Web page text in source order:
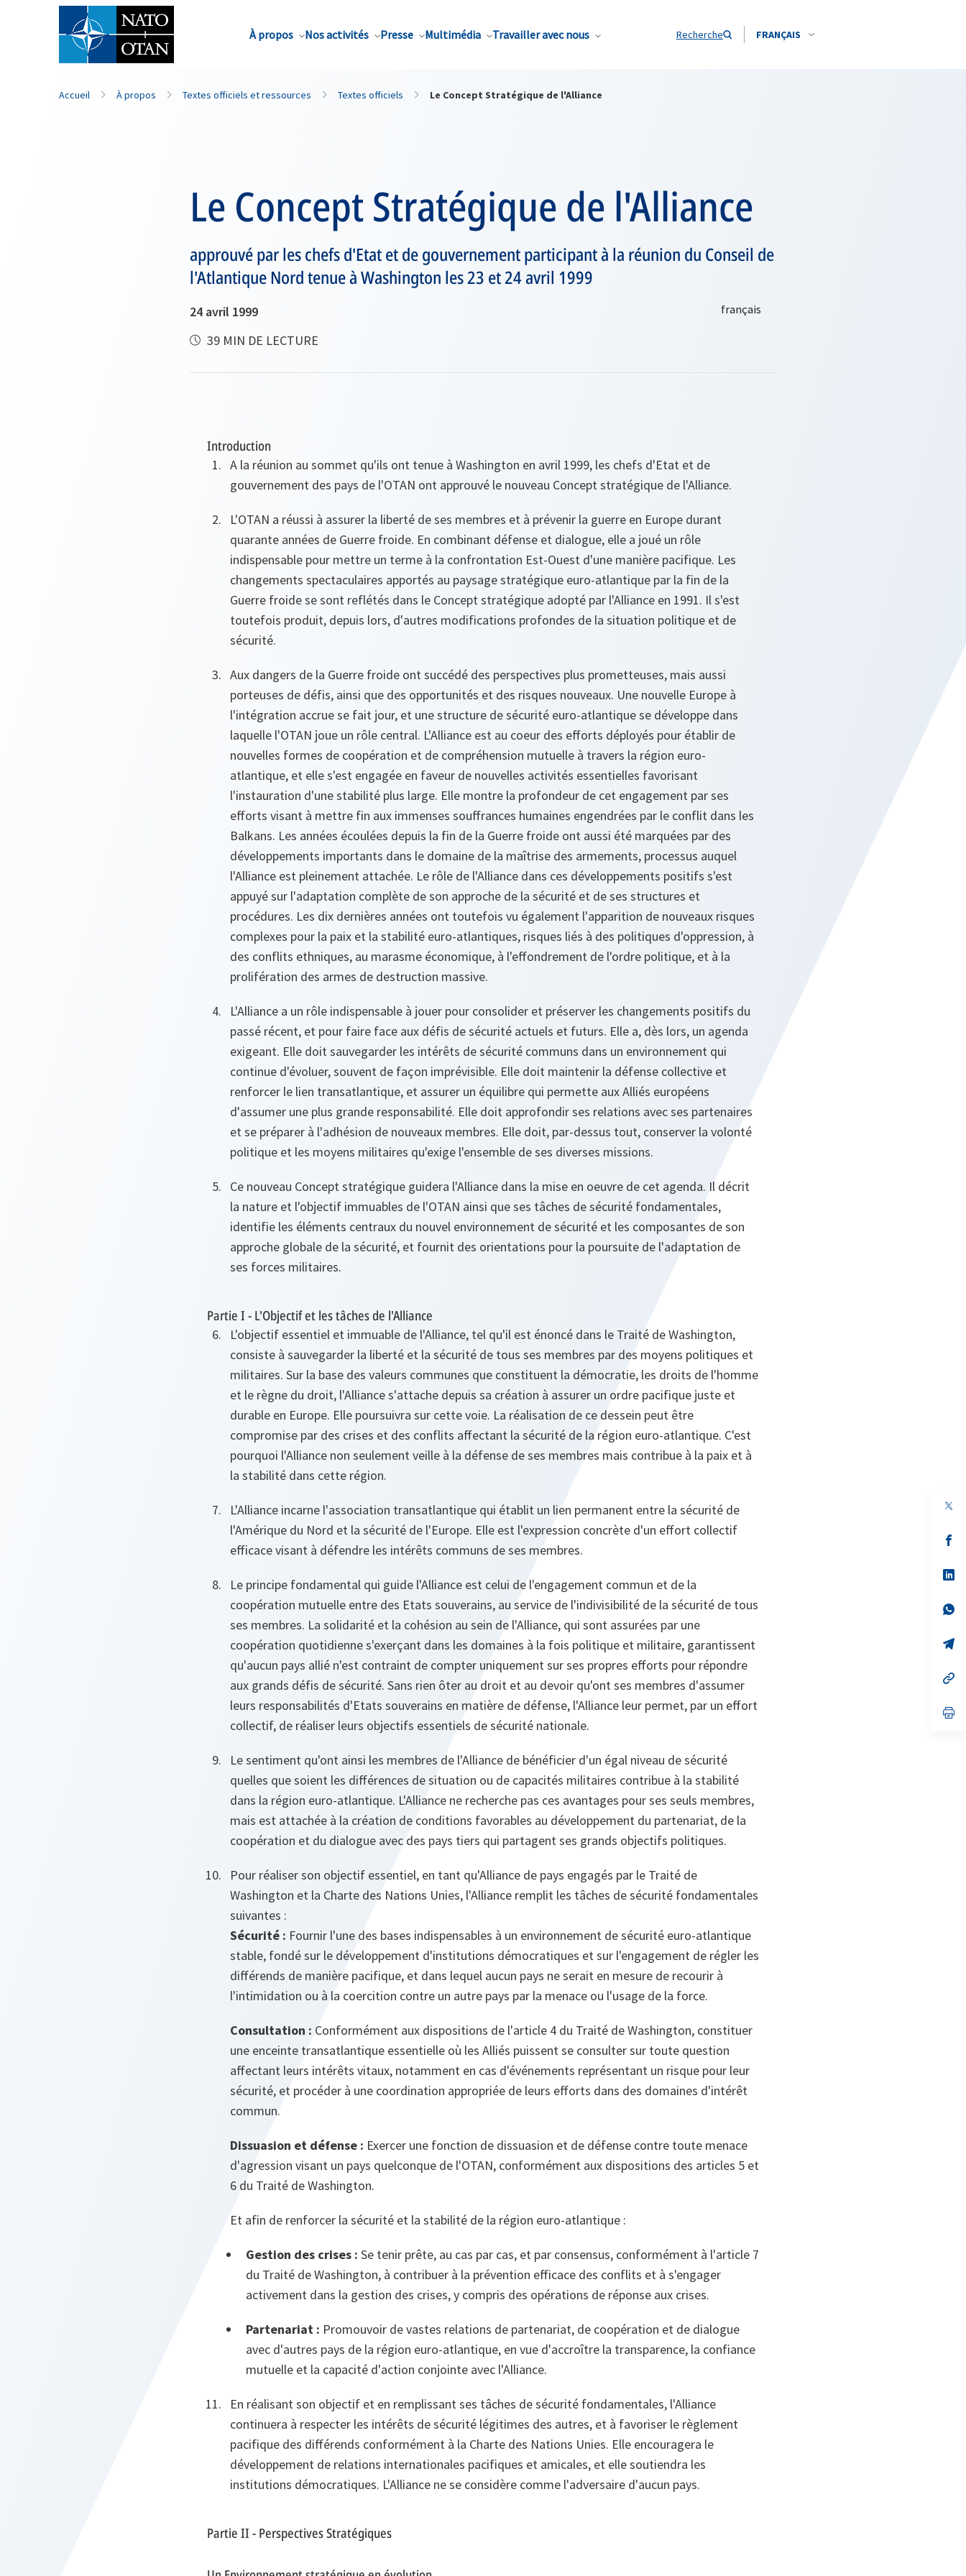
À propos Nos activités Presse Multimédia Travailler avec nous Recherche FRANÇAIS
Nom de famille*
Accueil À propos Textes officiels et ressources Textes officiels Le Concept Stratégique de l'Alliance
Le Concept Stratégique de l'Alliance
approuvé par les chefs d'Etat et de gouvernement participant à la réunion du Conseil de
l'Atlantique Nord tenue à Washington les 23 et 24 avril 1999
24 avril 1999
39 MIN DE LECTURE
Introduction
A la réunion au sommet qu'ils ont tenue à Washington en avril 1999, les chefs d'Etat et de
gouvernement des pays de l'OTAN ont approuvé le nouveau Concept stratégique de l'Alliance.
L'OTAN a réussi à assurer la liberté de ses membres et à prévenir la guerre en Europe durant
quarante années de Guerre froide. En combinant défense et dialogue, elle a joué un rôle
indispensable pour mettre un terme à la confrontation Est-Ouest d'une manière pacifique. Les
changements spectaculaires apportés au paysage stratégique euro-atlantique par la fin de la
Guerre froide se sont reflétés dans le Concept stratégique adopté par l'Alliance en 1991. Il s'est
toutefois produit, depuis lors, d'autres modifications profondes de la situation politique et de
sécurité.
Aux dangers de la Guerre froide ont succédé des perspectives plus prometteuses, mais aussi
porteuses de défis, ainsi que des opportunités et des risques nouveaux. Une nouvelle Europe à
l'intégration accrue se fait jour, et une structure de sécurité euro-atlantique se développe dans
laquelle l'OTAN joue un rôle central. L'Alliance est au coeur des efforts déployés pour établir de
nouvelles formes de coopération et de compréhension mutuelle à travers la région euro-
atlantique, et elle s'est engagée en faveur de nouvelles activités essentielles favorisant
l'instauration d'une stabilité plus large. Elle montre la profondeur de cet engagement par ses
efforts visant à mettre fin aux immenses souffrances humaines engendrées par le conflit dans les
Balkans. Les années écoulées depuis la fin de la Guerre froide ont aussi été marquées par des
développements importants dans le domaine de la maîtrise des armements, processus auquel
l'Alliance est pleinement attachée. Le rôle de l'Alliance dans ces développements positifs s'est
appuyé sur l'adaptation complète de son approche de la sécurité et de ses structures et
procédures. Les dix dernières années ont toutefois vu également l'apparition de nouveaux risques
complexes pour la paix et la stabilité euro-atlantiques, risques liés à des politiques d'oppression, à
des conflits ethniques, au marasme économique, à l'effondrement de l'ordre politique, et à la
prolifération des armes de destruction massive.
L'Alliance a un rôle indispensable à jouer pour consolider et préserver les changements positifs du
passé récent, et pour faire face aux défis de sécurité actuels et futurs. Elle a, dès lors, un agenda
exigeant. Elle doit sauvegarder les intérêts de sécurité communs dans un environnement qui
continue d'évoluer, souvent de façon imprévisible. Elle doit maintenir la défense collective et
renforcer le lien transatlantique, et assurer un équilibre qui permette aux Alliés européens
d'assumer une plus grande responsabilité. Elle doit approfondir ses relations avec ses partenaires
et se préparer à l'adhésion de nouveaux membres. Elle doit, par-dessus tout, conserver la volonté
politique et les moyens militaires qu'exige l'ensemble de ses diverses missions.
Ce nouveau Concept stratégique guidera l'Alliance dans la mise en oeuvre de cet agenda. Il décrit
la nature et l'objectif immuables de l'OTAN ainsi que ses tâches de sécurité fondamentales,
identifie les éléments centraux du nouvel environnement de sécurité et les composantes de son
approche globale de la sécurité, et fournit des orientations pour la poursuite de l'adaptation de
ses forces militaires.
Partie I - L'Objectif et les tâches de l'Alliance
L'objectif essentiel et immuable de l'Alliance, tel qu'il est énoncé dans le Traité de Washington,
consiste à sauvegarder la liberté et la sécurité de tous ses membres par des moyens politiques et
militaires. Sur la base des valeurs communes que constituent la démocratie, les droits de l'homme
et le règne du droit, l'Alliance s'attache depuis sa création à assurer un ordre pacifique juste et
durable en Europe. Elle poursuivra sur cette voie. La réalisation de ce dessein peut être
compromise par des crises et des conflits affectant la sécurité de la région euro-atlantique. C'est
pourquoi l'Alliance non seulement veille à la défense de ses membres mais contribue à la paix et à
la stabilité dans cette région.
L'Alliance incarne l'association transatlantique qui établit un lien permanent entre la sécurité de
l'Amérique du Nord et la sécurité de l'Europe. Elle est l'expression concrète d'un effort collectif
efficace visant à défendre les intérêts communs de ses membres.
Le principe fondamental qui guide l'Alliance est celui de l'engagement commun et de la
coopération mutuelle entre des Etats souverains, au service de l'indivisibilité de la sécurité de tous
ses membres. La solidarité et la cohésion au sein de l'Alliance, qui sont assurées par une
coopération quotidienne s'exerçant dans les domaines à la fois politique et militaire, garantissent
qu'aucun pays allié n'est contraint de compter uniquement sur ses propres efforts pour répondre
aux grands défis de sécurité. Sans rien ôter au droit et au devoir qu'ont ses membres d'assumer
leurs responsabilités d'Etats souverains en matière de défense, l'Alliance leur permet, par un effort
collectif, de réaliser leurs objectifs essentiels de sécurité nationale.
Le sentiment qu'ont ainsi les membres de l'Alliance de bénéficier d'un égal niveau de sécurité
quelles que soient les différences de situation ou de capacités militaires contribue à la stabilité
dans la région euro-atlantique. L'Alliance ne recherche pas ces avantages pour ses seuls membres,
mais est attachée à la création de conditions favorables au développement du partenariat, de la
coopération et du dialogue avec des pays tiers qui partagent ses grands objectifs politiques.
Pour réaliser son objectif essentiel, en tant qu'Alliance de pays engagés par le Traité de
Washington et la Charte des Nations Unies, l'Alliance remplit les tâches de sécurité fondamentales
suivantes :
Sécurité : Fournir l'une des bases indispensables à un environnement de sécurité euro-atlantique
stable, fondé sur le développement d'institutions démocratiques et sur l'engagement de régler les
différends de manière pacifique, et dans lequel aucun pays ne serait en mesure de recourir à
l'intimidation ou à la coercition contre un autre pays par la menace ou l'usage de la force.
Consultation : Conformément aux dispositions de l'article 4 du Traité de Washington, constituer
une enceinte transatlantique essentielle où les Alliés puissent se consulter sur toute question
affectant leurs intérêts vitaux, notamment en cas d'événements représentant un risque pour leur
sécurité, et procéder à une coordination appropriée de leurs efforts dans des domaines d'intérêt
commun.
Dissuasion et défense : Exercer une fonction de dissuasion et de défense contre toute menace
d'agression visant un pays quelconque de l'OTAN, conformément aux dispositions des articles 5 et
6 du Traité de Washington.
Et afin de renforcer la sécurité et la stabilité de la région euro-atlantique :
Gestion des crises : Se tenir prête, au cas par cas, et par consensus, conformément à l'article 7
du Traité de Washington, à contribuer à la prévention efficace des conflits et à s'engager
activement dans la gestion des crises, y compris des opérations de réponse aux crises.
Partenariat : Promouvoir de vastes relations de partenariat, de coopération et de dialogue
avec d'autres pays de la région euro-atlantique, en vue d'accroître la transparence, la confiance
mutuelle et la capacité d'action conjointe avec l'Alliance.
En réalisant son objectif et en remplissant ses tâches de sécurité fondamentales, l'Alliance
continuera à respecter les intérêts de sécurité légitimes des autres, et à favoriser le règlement
pacifique des différends conformément à la Charte des Nations Unies. Elle encouragera le
développement de relations internationales pacifiques et amicales, et elle soutiendra les
institutions démocratiques. L'Alliance ne se considère comme l'adversaire d'aucun pays.
Partie II - Perspectives Stratégiques